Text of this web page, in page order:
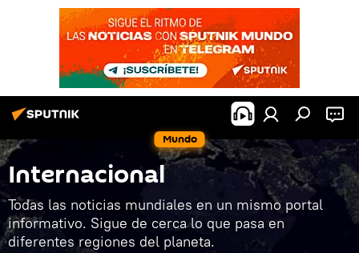
Mundo
Internacional
Todas las noticias mundiales en un mismo portal
informativo. Sigue de cerca lo que pasa en
diferentes regiones del planeta.